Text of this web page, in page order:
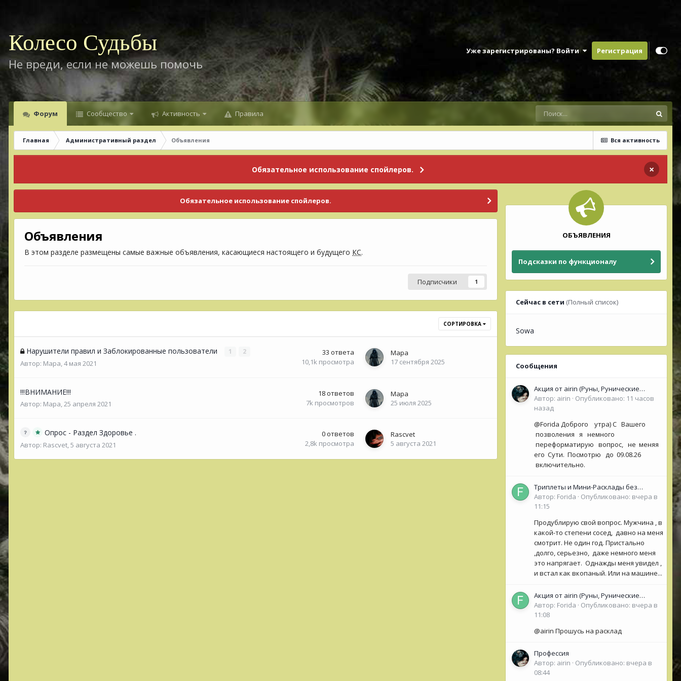
Колесо Судьбы
Не вреди, если не можешь помочь
Уже зарегистрированы? Войти Регистрация
Форум Сообщество Активность Правила
Вся активность
Главная Административный раздел Объявления
Обязательное использование спойлеров. ×
Обязательное использование спойлеров.
Объявления
В этом разделе размещены самые важные объявления, касающиеся настоящего и будущего КС.
Подписчики 1
СОРТИРОВКА
Нарушители правил и Заблокированные пользователи 1 2
Автор: Мара,4 мая 2021
33 ответа
10,1k просмотра
Мара
17 сентября 2025
!!!ВНИМАНИЕ!!!
Автор: Мара,25 апреля 2021
18ответов
7k просмотров
Мара
25 июля 2025
Опрос - Раздел Здоровье .
Автор: Rascvet,5 августа 2021
0ответов
2,8k просмотра
Rascvet
5 августа 2021
ОБЪЯВЛЕНИЯ
Подсказки по функционалу
Сейчас в сети (Полный список)
Sowa
Сообщения
Акция от airin (Руны, Рунические
Оракулы, колоды Таро- Рун)
Автор: airin · Опубликовано: 11 часов
назад
@Forida Доброго утра) С Вашего
позволения я немного
переформатирую вопрос, не меняя
его Сути. Посмотрю до 09.08.26
включительно.
Триплеты и Мини-Расклады без
обязательной ОС для НОВИЧКОВ (<50
сообщений)
Автор: Forida · Опубликовано: вчера в
11:15
Продублирую свой вопрос. Мужчина , в
какой-то степени сосед, давно на меня
смотрит. Не один год. Пристально
,долго, серьезно, даже немного меня
это напрягает. Однажды меня увидел ,
и встал как вкопаный. Или на машине...
Акция от airin (Руны, Рунические
Оракулы, колоды Таро- Рун)
Автор: Forida · Опубликовано: вчера в
11:08
@airin Прошусь на расклад
Профессия
Автор: airin · Опубликовано: вчера в
08:44